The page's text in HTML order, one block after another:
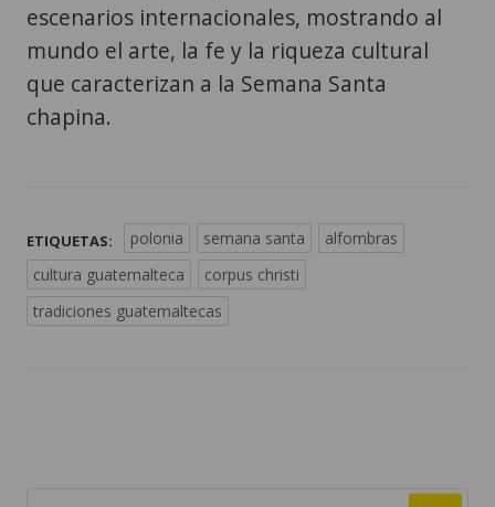
escenarios internacionales, mostrando al
mundo el arte, la fe y la riqueza cultural
que caracterizan a la Semana Santa
chapina.
ETIQUETAS: polonia semana santa
alfombras
cultura guatemalteca
corpus christi
tradiciones guatemaltecas